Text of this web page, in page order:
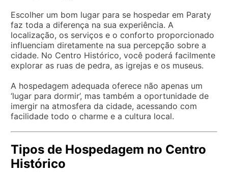
Escolher um bom lugar para se hospedar em Paraty
faz toda a diferença na sua experiência. A
localização, os serviços e o conforto proporcionado
influenciam diretamente na sua percepção sobre a
cidade. No Centro Histórico, você poderá facilmente
explorar as ruas de pedra, as igrejas e os museus.
A hospedagem adequada oferece não apenas um
‘lugar para dormir’, mas também a oportunidade de
imergir na atmosfera da cidade, acessando com
facilidade todo o charme e a cultura local.
Tipos de Hospedagem no Centro
Histórico